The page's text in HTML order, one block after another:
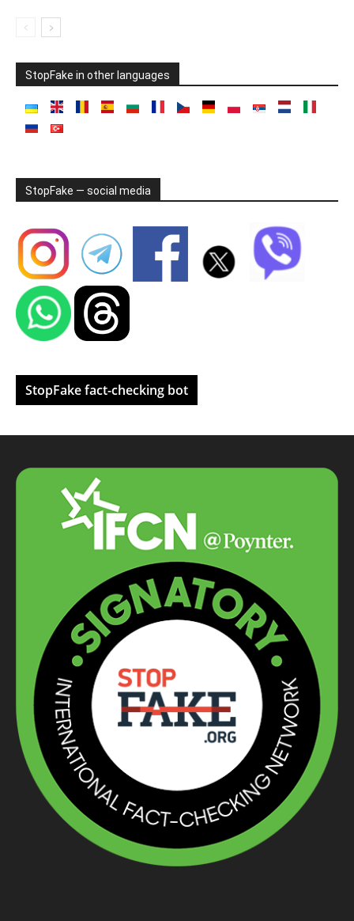
StopFake in other languages
StopFake — social media
StopFake fact-checking bot